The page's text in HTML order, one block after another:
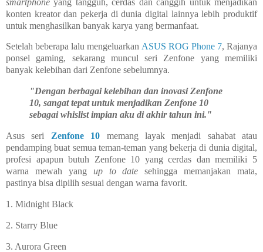
konten kreator dan pekerja di dunia digital lainnya lebih produktif
untuk menghasilkan banyak karya yang bermanfaat.
Setelah beberapa lalu mengeluarkan ASUS ROG Phone 7, Rajanya
ponsel gaming, sekarang muncul seri Zenfone yang memiliki
banyak kelebihan dari Zenfone sebelumnya.
"Dengan berbagai kelebihan dan inovasi Zenfone
10, sangat tepat untuk menjadikan Zenfone 10
sebagai whislist impian aku di akhir tahun ini."
Asus seri Zenfone 10 memang layak menjadi sahabat atau
pendamping buat semua teman-teman yang bekerja di dunia digital,
profesi apapun butuh Zenfone 10 yang cerdas dan memiliki 5
warna mewah yang up to date sehingga memanjakan mata,
pastinya bisa dipilih sesuai dengan warna favorit.
1. Midnight Black
2. Starry Blue
3. Aurora Green